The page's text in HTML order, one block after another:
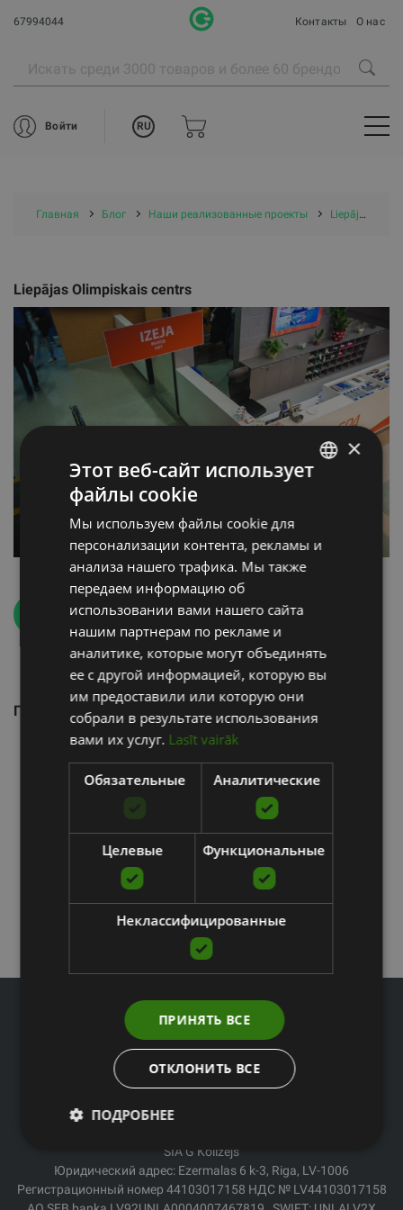
67994044 Контакты О нас
Войти RU
Главная Блог Наши реализованные проекты Liepājas Olimpiskais centrs
Производители
Liepājas Olimpiskais centrs
Назад
Телефон офиса: 67994044
Часы работы: Пн.-Пт. с 9:00 до 18:00.
SIA G Kolizejs
Юридический адрес: Ezermalas 6 k-3, Riga, LV-1006
Регистрационный номер 44103017158 НДС № LV44103017158
×
Этот веб-сайт использует
файлы cookie
Мы используем файлы cookie для
персонализации контента, рекламы и
анализа нашего трафика. Мы также
передаем информацию об
использовании вами нашего сайта
нашим партнерам по рекламе и
аналитике, которые могут объединять
ее с другой информацией, которую вы
им предоставили или которую они
собрали в результате использования
вами их услуг. Lasīt vairāk
Обязательные Аналитические
Целевые Функциональные
Неклассифицированные
ПРИНЯТЬ ВСЕ
ОТКЛОНИТЬ ВСЕ
ПОДРОБНЕЕ